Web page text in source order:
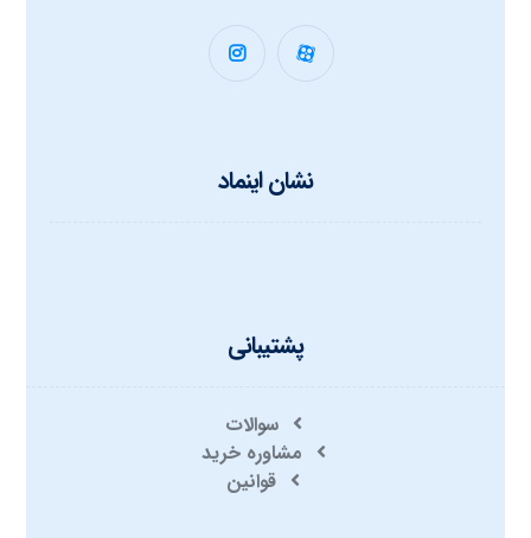
نشان اینماد
پشتیبانی
سوالات
مشاوره خرید
قوانین